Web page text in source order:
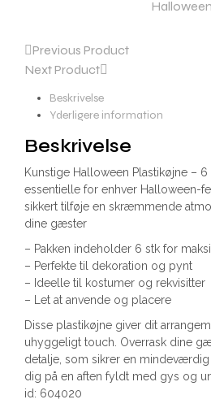
Halloween
Previous Product
Next Product
Beskrivelse
Yderligere information
Beskrivelse
Kunstige Halloween Plastikøjne –
essentielle for enhver Halloween-
sikkert tilføje en skræmmende
dine gæster
– Pakken indeholder 6 stk for
– Perfekte til dekoration og pynt
– Ideelle til kostumer og rekvisitter
– Let at anvende og placere
Disse plastikøjne giver dit
uhyggeligt touch. Overrask dine
detalje, som sikrer en
dig på en aften fyldt med gys og
id: 604020